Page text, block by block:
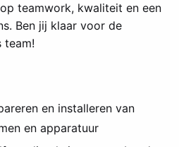
teamwork, kwaliteit en een
Ben jij klaar voor de
team!
en installeren van
en apparatuur